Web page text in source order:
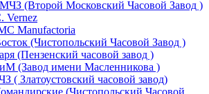
(Второй Московский Часовой Завод )
Vernez
Manufactoria
(Чистопольский Часовой Завод )
(Пензенский часовой завод )
(Завод имени Масленникова )
( Златоустовский часовой завод)
(Чистопольский Часовой